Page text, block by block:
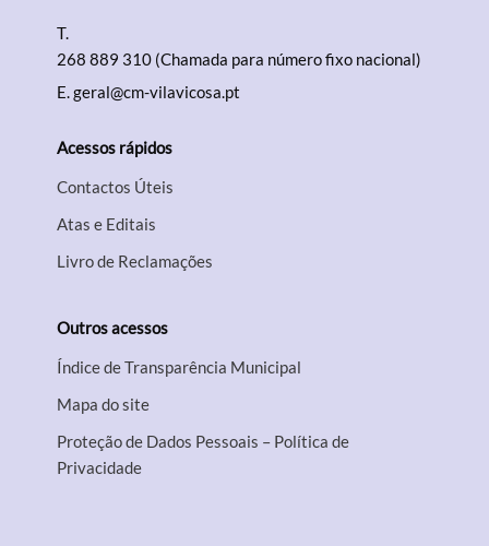
T.
268 889 310 (Chamada para número fixo nacional)
E.geral@cm-vilavicosa.pt
Acessos rápidos
Contactos Úteis
Atas e Editais
Livro de Reclamações
Outros acessos
Índice de Transparência Municipal
Mapa do site
Proteção de Dados Pessoais – Política de
Privacidade